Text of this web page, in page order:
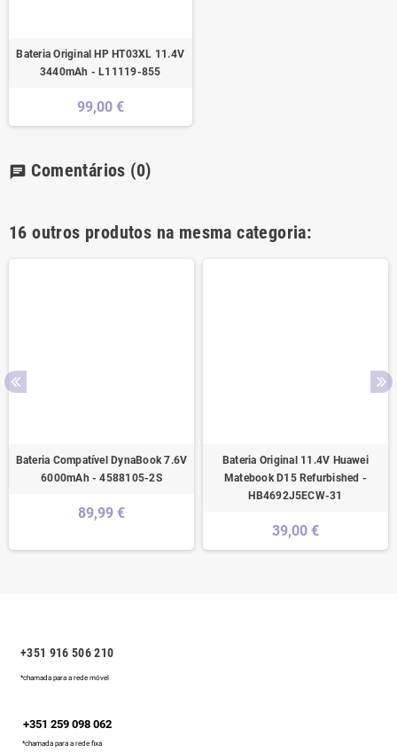
Bateria Original HP HT03XL 11.4V
3440mAh - L11119-855
99,00 €
chat Comentários (0)
16 outros produtos na mesma categoria:
Bateria Compatível DynaBook 7.6V
6000mAh - 4588105-2S
89,99 €
Bateria Original 11.4V Huawei
Matebook D15 Refurbished -
HB4692J5ECW-31
39,00 €
+351 916 506 210
*chamada para a rede móvel
+351 259 098 062
*chamada para a rede fixa